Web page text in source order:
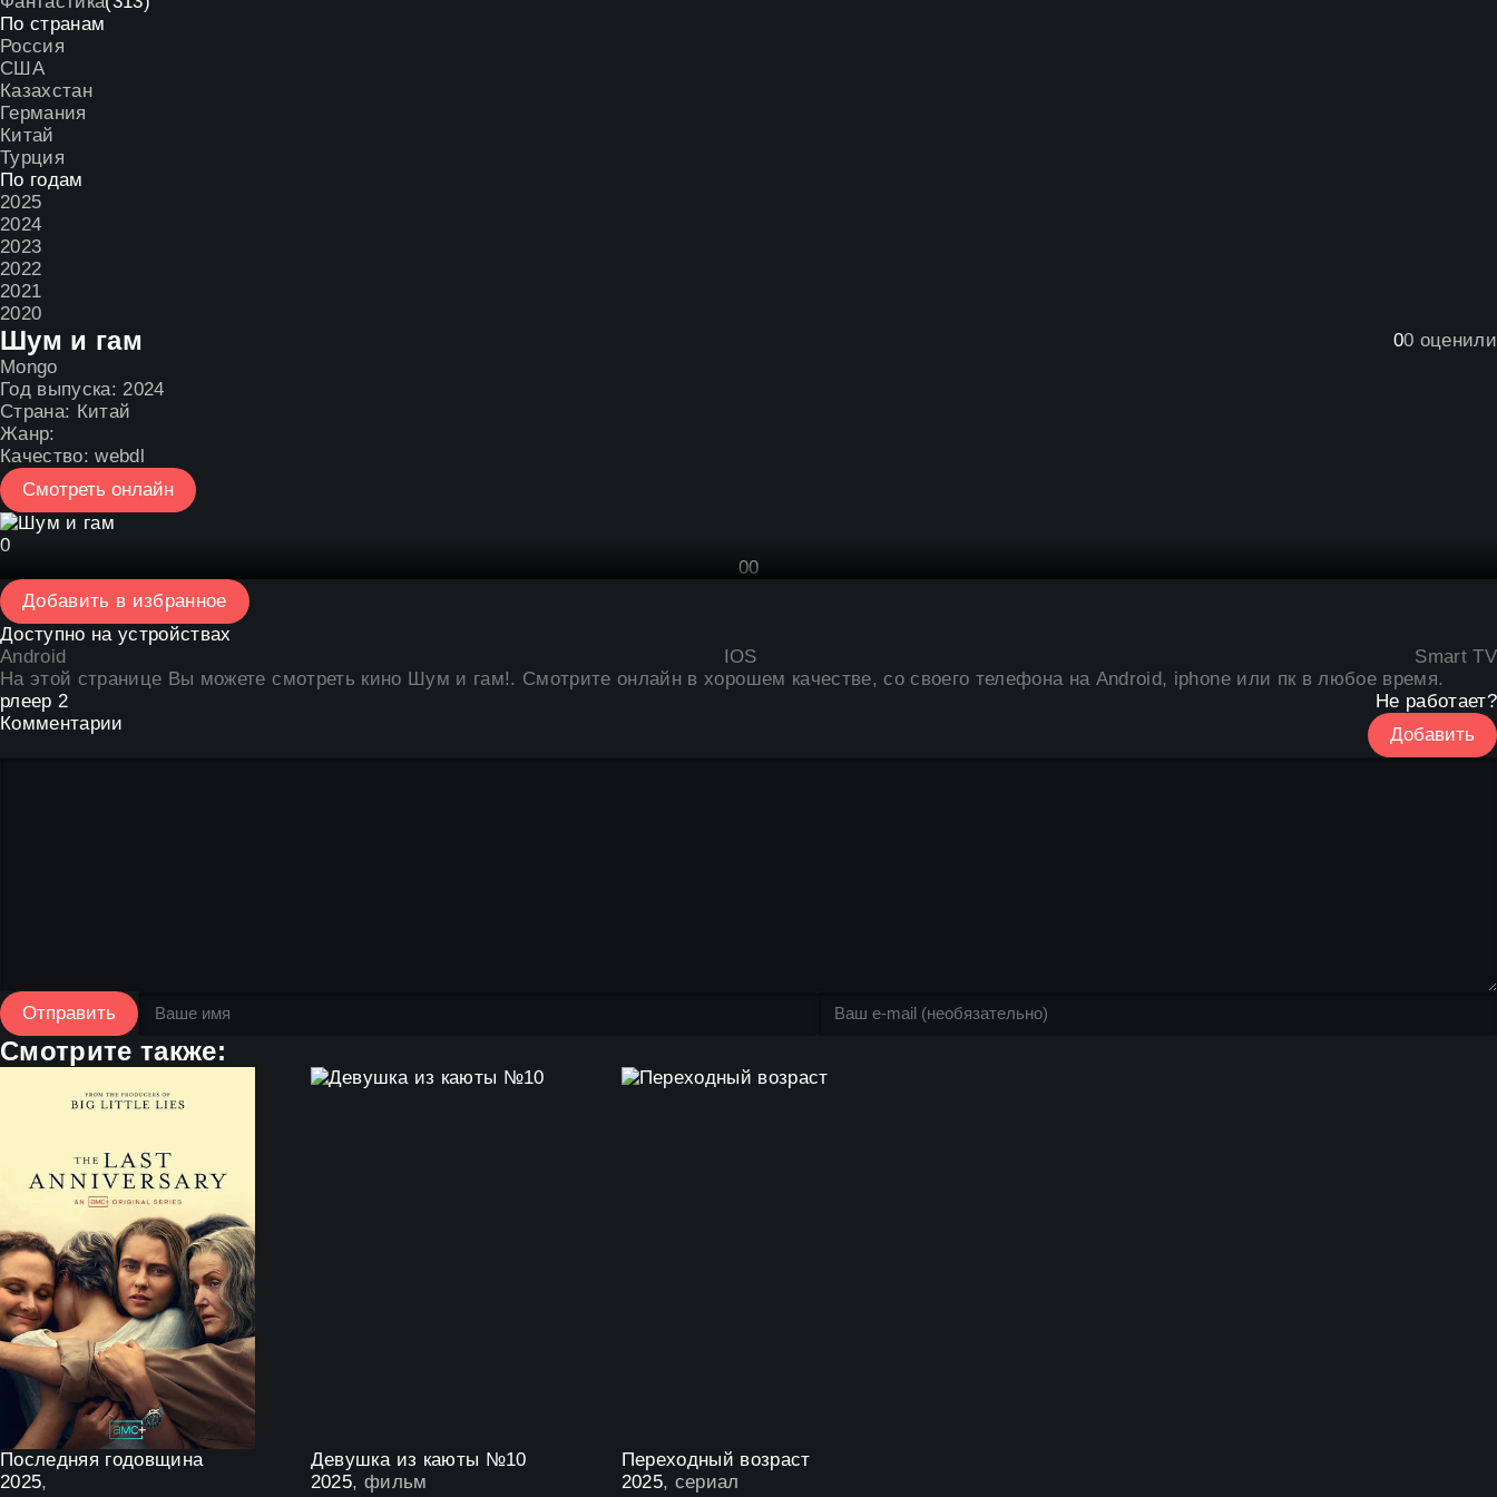
По странам
Россия
США
Казахстан
Германия
Китай
Турция
По годам
2025
2024
2023
2022
2021
2020
Шум и гам 00 оценили
Mongo
Год выпуска: 2024
Страна: Китай
Жанр:
Качество: webdl
Смотреть онлайн
0
00
Добавить в избранное
Доступно на устройствах
Android
IOS
Smart TV
На этой странице Вы можетесмотреть кино Шум и гам!. Смотрите онлайн в хорошем качестве, со своего телефона на Android, iphone или пк в любое время.
рлеер 2
Не работает?
Комментарии
Добавить
Отправить
Смотрите также:
Последняя годовщина
2025,
Девушка из каюты №10
2025, фильм
Переходный возраст
2025, сериал